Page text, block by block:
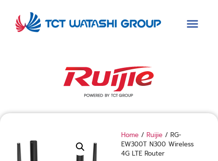
Home / Ruijie / RG-
EW300T N300 Wireless
4G LTE Router